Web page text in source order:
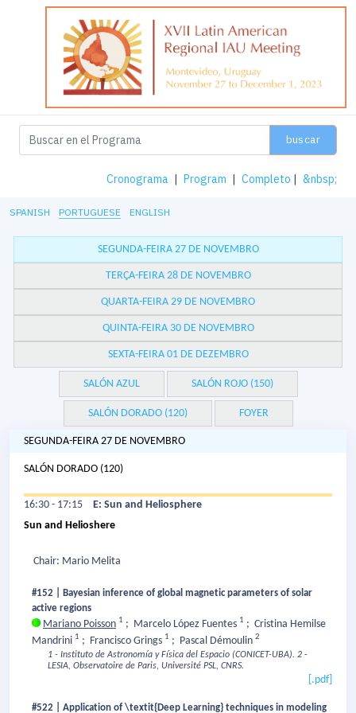
buscar
Cronograma | Program | Completo | &nbsp;
SPANISH PORTUGUESE ENGLISH
SEGUNDA-FEIRA 27 DE NOVEMBRO
TERÇA-FEIRA 28 DE NOVEMBRO
QUARTA-FEIRA 29 DE NOVEMBRO
QUINTA-FEIRA 30 DE NOVEMBRO
SEXTA-FEIRA 01 DE DEZEMBRO
SALÓN AZUL SALÓN ROJO (150)
SALÓN DORADO (120) FOYER
SEGUNDA-FEIRA 27 DE NOVEMBRO
SALÓN DORADO (120)
16:30 - 17:15
E: Sun and Heliosphere
Sun and Helioshere
Chair: Mario Melita
#152 | Bayesian inference of global magnetic parameters of solar
active regions
Mariano Poisson 1 ; Marcelo López Fuentes 1 ; Cristina Hemilse
Mandrini 1 ; Francisco Grings 1 ; Pascal Démoulin 2
1 - Instituto de Astronomía y Física del Espacio (CONICET-UBA). 2 -
LESIA, Observatoire de Paris, Université PSL, CNRS.
[.pdf]
#522 | Application of \textit{Deep Learning} techniques in modeling